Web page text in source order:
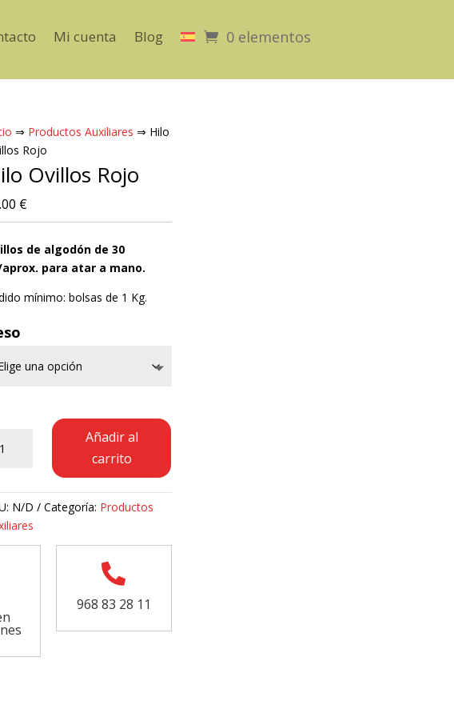
Mi cuenta Blog 0 elementos
⇒ Productos Auxiliares ⇒ Hilo
Rojo
Ovillos Rojo
€
de algodón de 30
para atar a mano.
mínimo: bolsas de 1 Kg.
Añadir al
carrito
N/D Categoría: Productos

968 83 28 11